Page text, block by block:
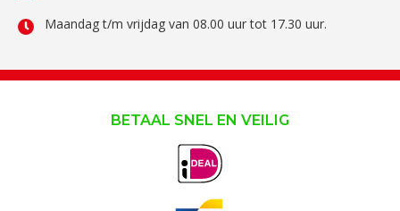
Maandag t/m vrijdag van 08.00 uur tot 17.30 uur.
BETAAL SNEL EN VEILIG